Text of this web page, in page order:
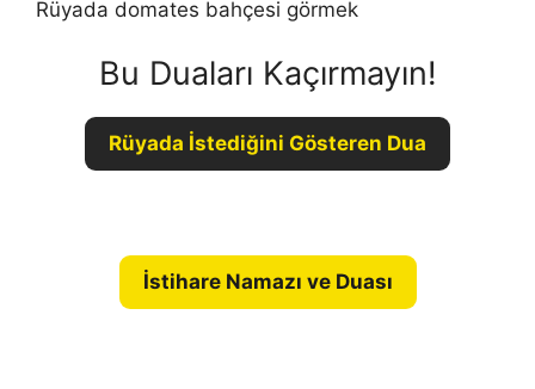
Rüyada domates bahçesi görmek
Bu Duaları Kaçırmayın!
Rüyada İstediğini Gösteren Dua
İstihare Namazı ve Duası